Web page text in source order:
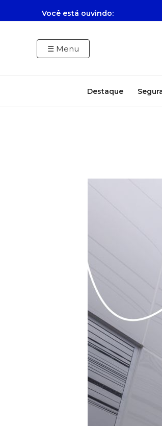
conteúdo
Você está ouvindo:
☰ Menu
Destaque